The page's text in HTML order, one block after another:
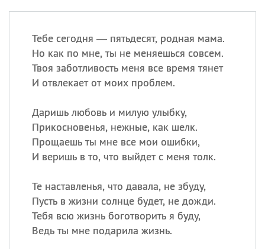
Тебе сегодня — пятьдесят, родная мама.
Но как по мне, ты не меняешься совсем.
Твоя заботливость меня все время тянет
И отвлекает от моих проблем.
Даришь любовь и милую улыбку,
Прикосновенья, нежные, как шелк.
Прощаешь ты мне все мои ошибки,
И веришь в то, что выйдет с меня толк.
Те наставленья, что давала, не збуду,
Пусть в жизни солнце будет, не дожди.
Тебя всю жизнь боготворить я буду,
Ведь ты мне подарила жизнь.